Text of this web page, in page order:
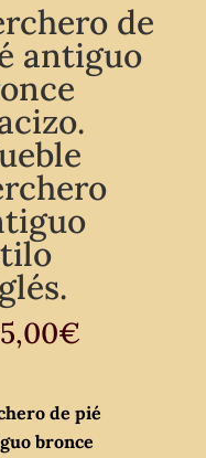
de
antiguo
€
de pié
bronce